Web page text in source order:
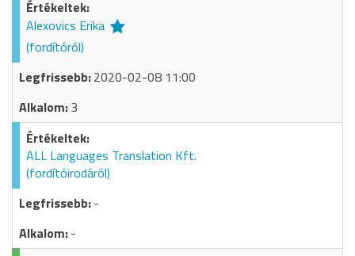
Alexovics Erika
(fordítóról)
2020-02-08 11:00
3
ALL Languages Translation Kft.
(fordítóirodáról)
-
-